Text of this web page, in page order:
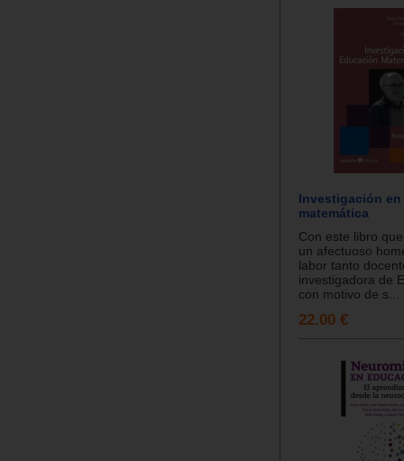
Investigación
matemática
Con este libro
un afectuoso
labor tanto
investigadora de
con motivo de s...
22.00 €